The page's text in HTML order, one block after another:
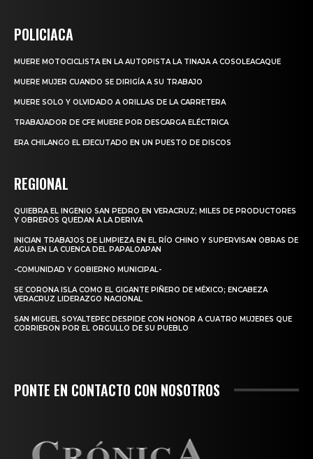
POLICIACA
MUERE MOTOCICLISTA EN LA AUTOPISTA LA TINAJA A COSOLEACAQUE
MUERE MUJER CUANDO SE DIRIGÍA A SU TRABAJO
MUERE SOLO Y OLVIDADO A ORILLAS DE LA CARRETERA
TRABAJADOR DE CFE MUERE POR DESCARGA ELÉCTRICA
ERA CHILANGO EL EJECUTADO EN UN PUESTO DE DISCOS
REGIONAL
QUIEBRA EL INGENIO SAN PEDRO EN VERACRUZ; MILES DE PRODUCTORES
Y OBREROS QUEDAN A LA DERIVA
INICIAN TRABAJOS DE LIMPIEZA EN EL RÍO CHINO Y SUPERVISAN OBRAS DE
AGUA EN LA CUENCA DEL PAPALOAPAN
-COMUNIDAD Y GOBIERNO MUNICIPAL-
SE CORONA ISLA COMO EL GIGANTE PIÑERO DE MÉXICO; ENCABEZA
VERACRUZ LIDERAZGO NACIONAL
SAN MIGUEL SOYALTEPEC DESPIDE CON HONOR A CUATRO MUJERES QUE
CORRIERON POR EL ORGULLO DE SU PUEBLO
PONTE EN CONTACTO CON NOSOTROS